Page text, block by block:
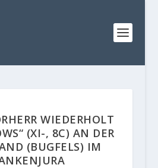
WIEDERHOLT
(XI-, 8C) AN DER
(BUGFELS) IM